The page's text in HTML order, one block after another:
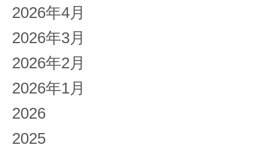
2026年4月
2026年3月
2026年2月
2026年1月
2026
2025